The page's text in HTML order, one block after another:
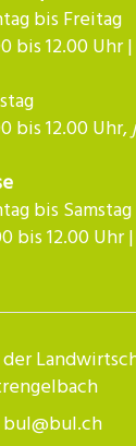
bis Freitag
bis 12.00 Uhr
bis 12.00 Uhr,
bis Samstag
bis 12.00 Uhr
bul@bul.ch